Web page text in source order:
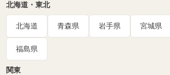
北海道・東北
北海道 青森県 岩手県 宮城県
福島県
関東